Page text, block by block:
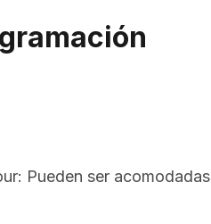
Pueden ser acomodadas